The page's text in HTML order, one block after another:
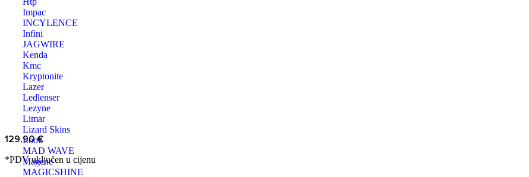
Impac
INCYLENCE
Infini
JAGWIRE
Kenda
Kmc
Kryptonite
Lazer
Ledlenser
Lezyne
Limar
Lizard Skins
Look
MAD WAVE
Magene
MAGICSHINE
129,90€
*PDV uključen u cijenu